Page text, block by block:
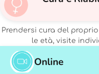
Prendersi cura del
le età, visite
Online